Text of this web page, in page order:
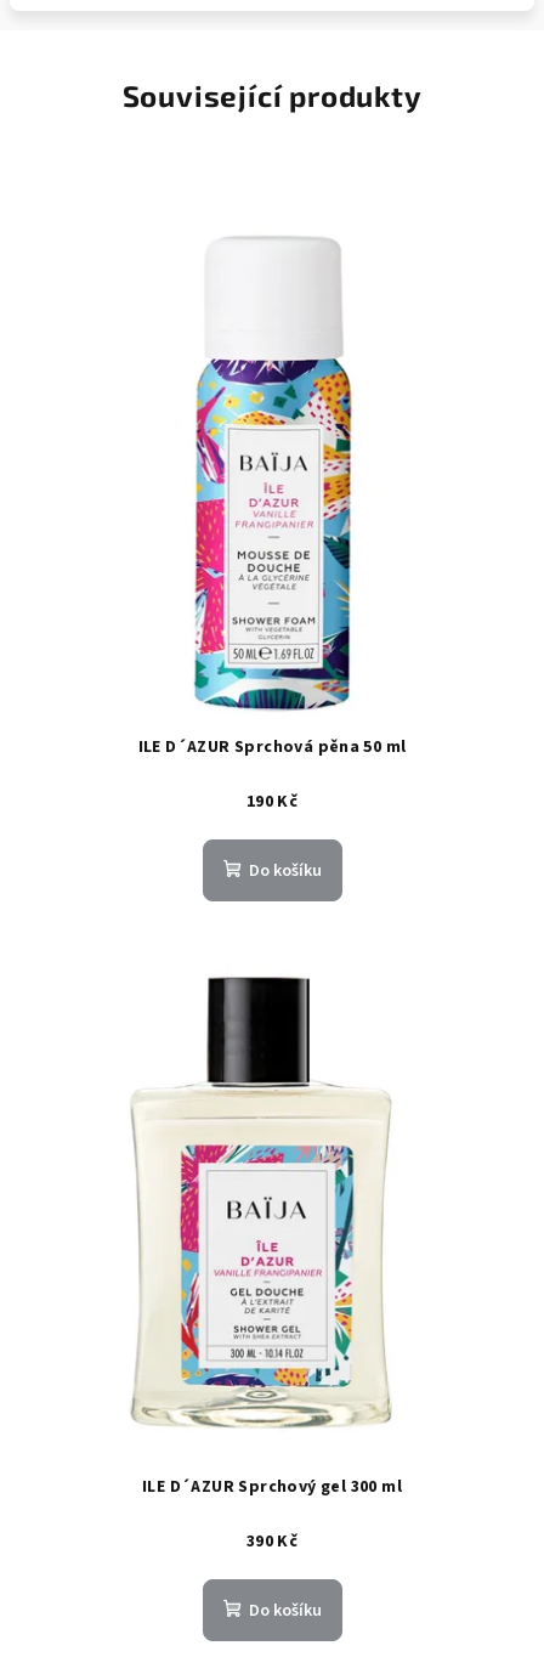
Související produkty
ILE D´AZUR Sprchová pěna 50 ml
190 Kč
Do košíku
ILE D´AZUR Sprchový gel 300 ml
390 Kč
Do košíku